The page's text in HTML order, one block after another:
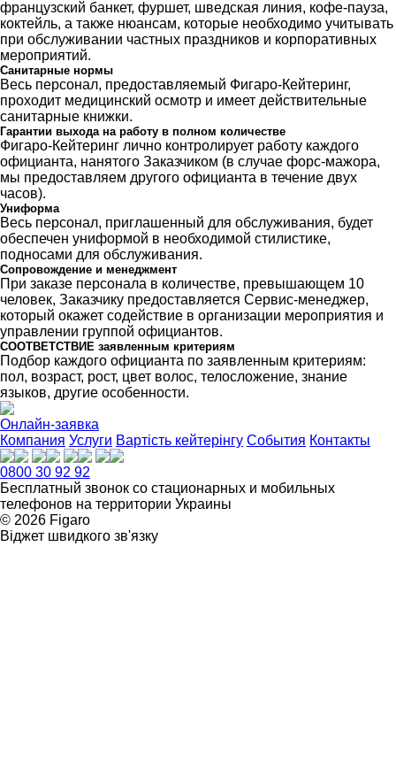
французский банкет, фуршет, шведская линия, кофе-пауза,
коктейль, а также нюансам, которые необходимо учитывать
при обслуживании частных праздников и корпоративных
мероприятий.
Санитарные нормы
Весь персонал, предоставляемый Фигаро-Кейтеринг,
проходит медицинский осмотр и имеет действительные
санитарные книжки.
Гарантии выхода на работу в полном количестве
Фигаро-Кейтеринг лично контролирует работу каждого
официанта, нанятого Заказчиком (в случае форс-мажора,
мы предоставляем другого официанта в течение двух
часов).
Униформа
Весь персонал, приглашенный для обслуживания, будет
обеспечен униформой в необходимой стилистике,
подносами для обслуживания.
Сопровождение и менеджмент
При заказе персонала в количестве, превышающем 10
человек, Заказчику предоставляется Сервис-менеджер,
который окажет содействие в организации мероприятия и
управлении группой официантов.
СООТВЕТСТВИЕ заявленным критериям
Подбор каждого официанта по заявленным критериям:
пол, возраст, рост, цвет волос, телосложение, знание
языков, другие особенности.
Онлайн-заявка
Компания Услуги Вартість кейтерінгу События Контакты
0800 30 92 92
Бесплатный звонок со стационарных и мобильных
телефонов на территории Украины
© 2026 Figarо
Віджет швидкого зв'язку